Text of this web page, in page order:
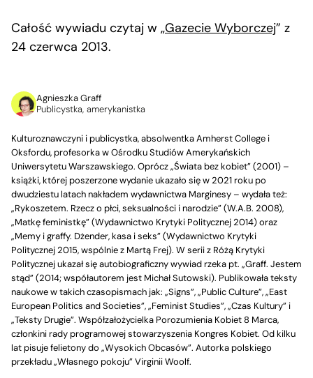
Całość wywiadu czytaj w „Gazecie Wyborczej” z
24 czerwca 2013.
Agnieszka Graff
Publicystka, amerykanistka
Kulturoznawczyni i publicystka, absolwentka Amherst College i
Oksfordu, profesorka w Ośrodku Studiów Amerykańskich
Uniwersytetu Warszawskiego. Oprócz „Świata bez kobiet” (2001) –
książki, której poszerzone wydanie ukazało się w 2021 roku po
dwudziestu latach nakładem wydawnictwa Marginesy – wydała też:
„Rykoszetem. Rzecz o płci, seksualności i narodzie” (W.A.B. 2008),
„Matkę feministkę” (Wydawnictwo Krytyki Politycznej 2014) oraz
„Memy i graffy. Dżender, kasa i seks” (Wydawnictwo Krytyki
Politycznej 2015, wspólnie z Martą Frej). W serii z Różą Krytyki
Politycznej ukazał się autobiograficzny wywiad rzeka pt. „Graff. Jestem
stąd” (2014; współautorem jest Michał Sutowski). Publikowała teksty
naukowe w takich czasopismach jak: „Signs”, „Public Culture”, „East
European Politics and Societies”, „Feminist Studies”, „Czas Kultury” i
„Teksty Drugie”. Współzałożycielka Porozumienia Kobiet 8 Marca,
członkini rady programowej stowarzyszenia Kongres Kobiet. Od kilku
lat pisuje felietony do „Wysokich Obcasów”. Autorka polskiego
przekładu „Własnego pokoju” Virginii Woolf.